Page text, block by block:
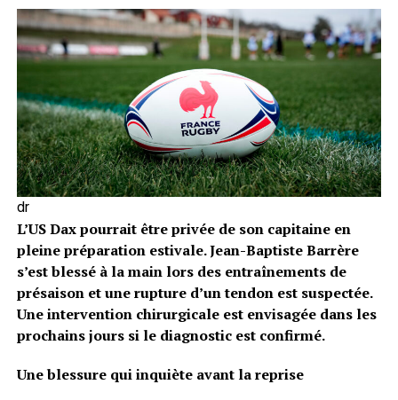
dr
L’US Dax pourrait être privée de son capitaine en
pleine préparation estivale. Jean-Baptiste Barrère
s’est blessé à la main lors des entraînements de
présaison et une rupture d’un tendon est suspectée.
Une intervention chirurgicale est envisagée dans les
prochains jours si le diagnostic est confirmé.
Une blessure qui inquiète avant la reprise